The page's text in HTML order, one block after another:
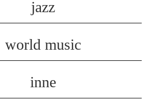
jazz
world music
inne